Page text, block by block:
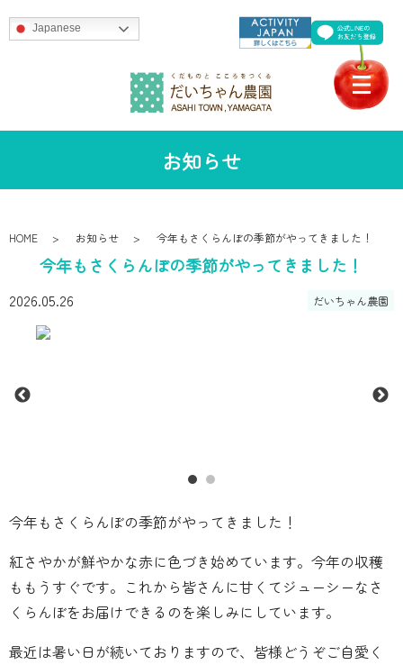
Japanese
お知らせ
HOME お知らせ 今年もさくらんぼの季節がやってきました！
今年もさくらんぼの季節がやってきました！
2026.05.26 だいちゃん農園
今年もさくらんぼの季節がやってきました！
紅さやかが鮮やかな赤に色づき始めています。今年の収穫
ももうすぐです。これから皆さんに甘くてジューシーなさ
くらんぼをお届けできるのを楽しみにしています。
最近は暑い日が続いておりますので、皆様どうぞご自愛く